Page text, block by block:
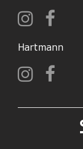
Hartmann